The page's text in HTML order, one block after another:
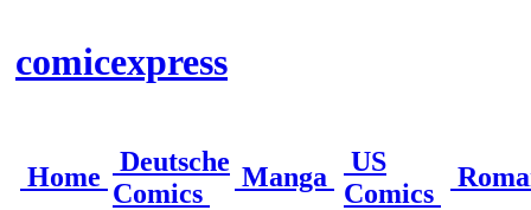
comicexpress
Home
Deutsche
Comics
Manga
US
Comics